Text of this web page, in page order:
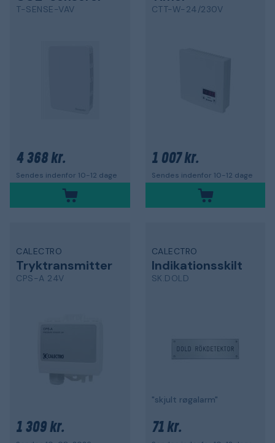
T-SENSE-VAV
4 368 kr.
Sendes indenfor 10-12 dage
CTT-W-24/230V
1 007 kr.
Sendes indenfor 10-12 dage
CALECTRO
Tryktransmitter
CPS-A 24V
1 309 kr.
CALECTRO
Indikationsskilt
SK.DOLD
"skjult røgalarm"
71 kr.